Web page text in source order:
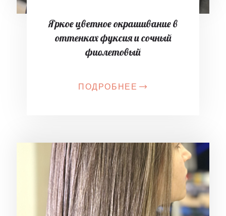
Яркое цветное окрашивание в
оттенках фуксия и сочный
фиолетовый
ПОДРОБНЕЕ